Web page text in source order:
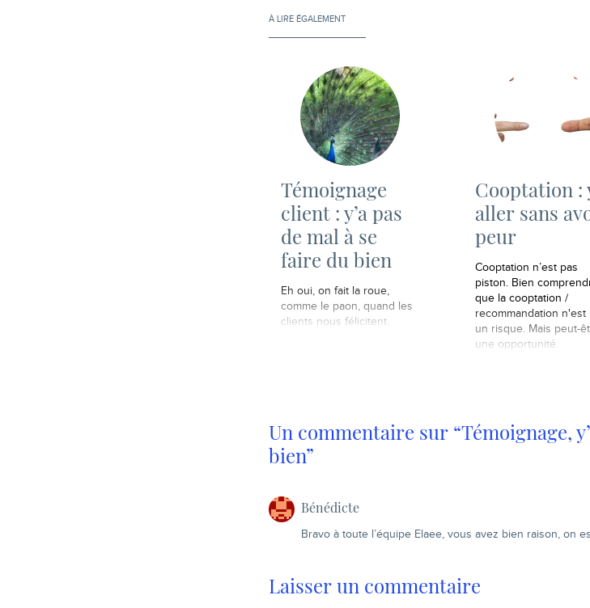
À LIRE ÉGALEMENT
Témoignage
client : y’a pas
de mal à se
faire du bien
Eh oui, on fait la roue,
comme le paon, quand les
clients nous félicitent.
Cooptation :
aller sans
peur
Cooptation n’est pas
piston. Bien
que la cooptation /
recommandation n'est
un risque. Mais peut-
une opportunité.
Un commentaire sur “Témoignage,
bien”
Bénédicte
Bravo à toute l’équipe Elaee, vous avez bien raison, on
Laisser un commentaire